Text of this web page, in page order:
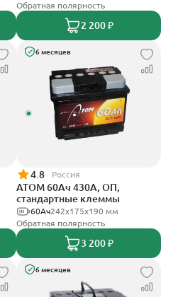
Обратная полярность
2 200 ₽
6 месяцев
4.8 Россия
АТОМ 60Ач 430А, ОП,
стандартные клеммы
242х175х190 мм
60Ач
Обратная полярность
3 200 ₽
6 месяцев